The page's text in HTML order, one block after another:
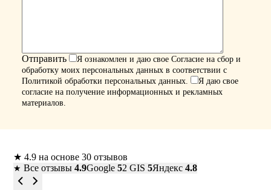
Я ознакомлен и даю свое Согласиена сбор и
обработку моих персональных данных в соответствии с
Политикой обработки персональных данных.
Я даю свое
согласие на получение информационных и рекламных
материалов.
★ 4.9 на основе 30 отзывов
★ Все отзывы4.9Google52 GIS5Яндекс4.8